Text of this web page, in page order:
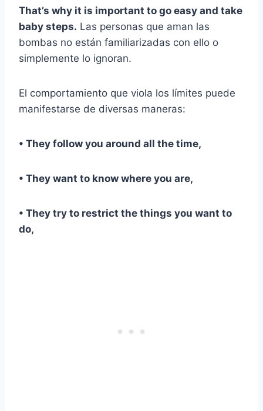
That’s why it is important to go easy and take
baby steps. Las personas que aman las
bombas no están familiarizadas con ello o
simplemente lo ignoran.
El comportamiento que viola los límites puede
manifestarse de diversas maneras:
• They follow you around all the time,
• They want to know where you are,
• They try to restrict the things you want to
do,